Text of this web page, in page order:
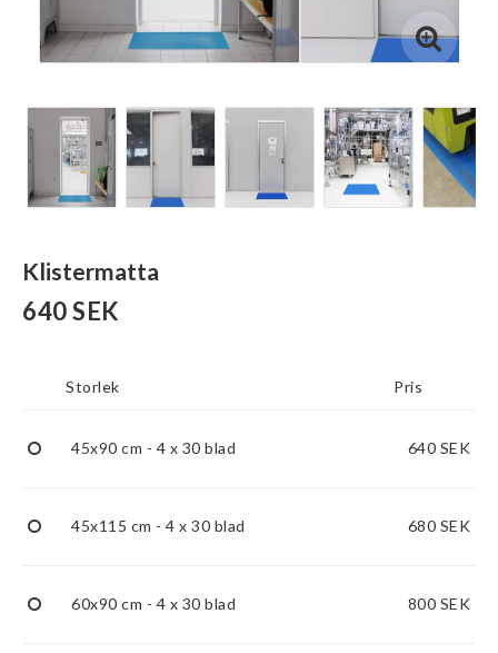
Klistermatta
640 SEK
Storlek Pris
45x90 cm - 4 x 30 blad 640 SEK
45x115 cm - 4 x 30 blad 680 SEK
60x90 cm - 4 x 30 blad 800 SEK